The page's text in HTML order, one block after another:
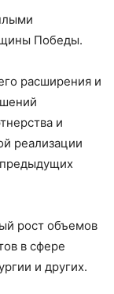
Победы.
расширения и
и
реализации
предыдущих
рост объемов
в сфере
и других.